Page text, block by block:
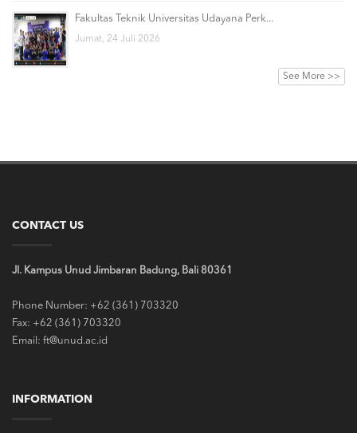
Fakultas Teknik Universitas Udayana Perk...
Jumat, 24 Juli 2026
See More >>
CONTACT US
Jl. Kampus Unud Jimbaran Badung, Bali 80361
Phone Number: +62 (361) 703320
Fax: +62 (361) 703320
Email: ft@unud.ac.id
INFORMATION